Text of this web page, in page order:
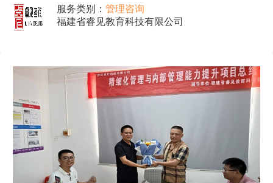
服务类别： 管理咨询
福建省睿见教育科技有限公司